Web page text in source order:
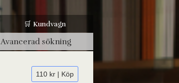
🛒 Kundvagn
Avancerad sökning
110 kr | Köp